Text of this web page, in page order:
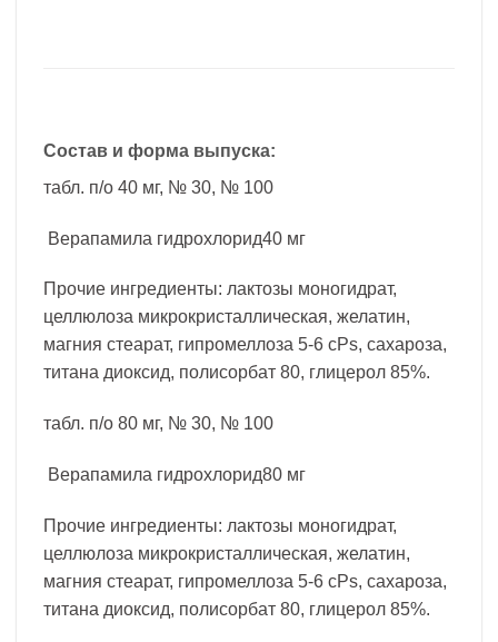
Состав и форма выпуска:
табл. п/о 40 мг, № 30, № 100
Верапамила гидрохлорид40 мг
Прочие ингредиенты: лактозы моногидрат,
целлюлоза микрокристаллическая, желатин,
магния стеарат, гипромеллоза 5-6 сPs, сахароза,
титана диоксид, полисорбат 80, глицерол 85%.
табл. п/о 80 мг, № 30, № 100
Верапамила гидрохлорид80 мг
Прочие ингредиенты: лактозы моногидрат,
целлюлоза микрокристаллическая, желатин,
магния стеарат, гипромеллоза 5-6 сPs, сахароза,
титана диоксид, полисорбат 80, глицерол 85%.